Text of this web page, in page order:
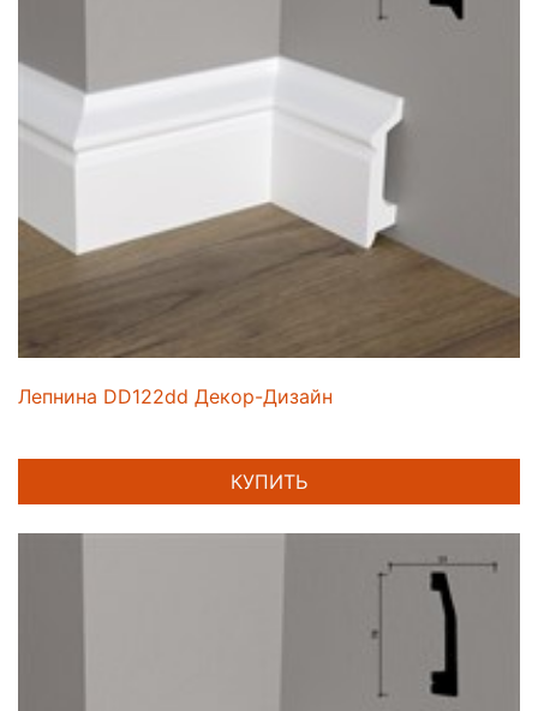
Лепнина DD122dd Декор-Дизайн
КУПИТЬ